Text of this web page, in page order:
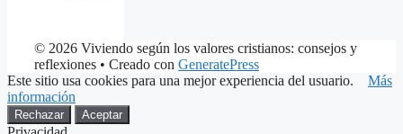
© 2026 Viviendo según los valores cristianos: consejos y
reflexiones • Creado con GeneratePress
Este sitio usa cookies para una mejor experiencia del usuario. Más
información
Rechazar Aceptar